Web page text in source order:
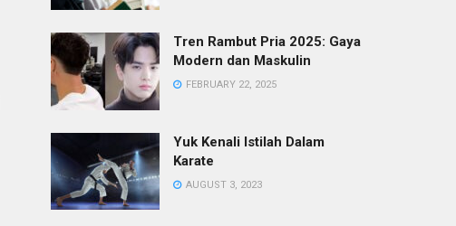
Tren Rambut Pria 2025: Gaya
Modern dan Maskulin
FEBRUARY 22, 2025
Yuk Kenali Istilah Dalam
Karate
AUGUST 3, 2023